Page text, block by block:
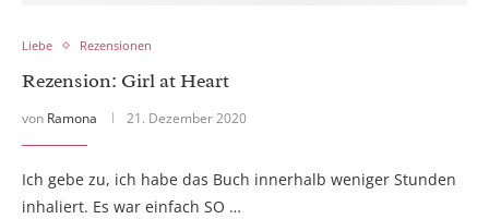
Liebe Rezensionen
Rezension: Girl at Heart
von Ramona 21. Dezember 2020
Ich gebe zu, ich habe das Buch innerhalb weniger Stunden
inhaliert. Es war einfach SO …